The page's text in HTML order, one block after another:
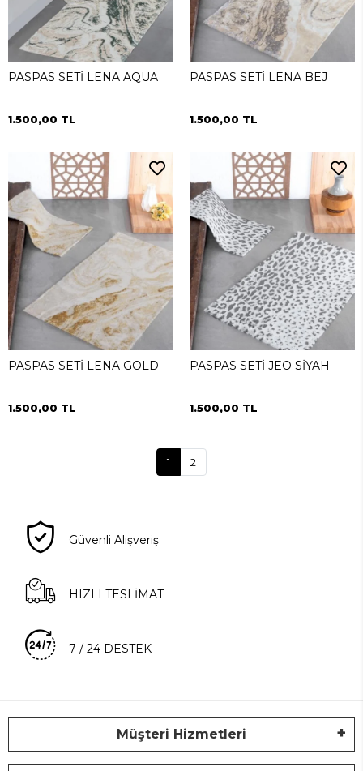
PASPAS SETİ LENA AQUA
1.500,00 TL
PASPAS SETİ LENA BEJ
1.500,00 TL
PASPAS SETİ LENA GOLD
1.500,00 TL
PASPAS SETİ JEO SİYAH
1.500,00 TL
1 2
Güvenli Alışveriş
HIZLI TESLİMAT
7 / 24 DESTEK
Müşteri Hizmetleri